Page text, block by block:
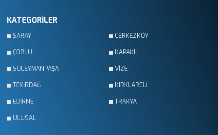
KATEGORİLER
SARAY ÇERKEZKÖY
ÇORLU KAPAKLI
SÜLEYMANPAŞA VİZE
TEKİRDAĞ KIRKLARELİ
EDİRNE TRAKYA
ULUSAL